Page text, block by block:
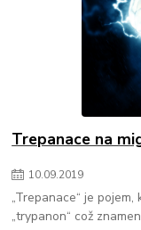
Trepanace na
10.09.2019
„Trepanace“ je
„trypanon“ což